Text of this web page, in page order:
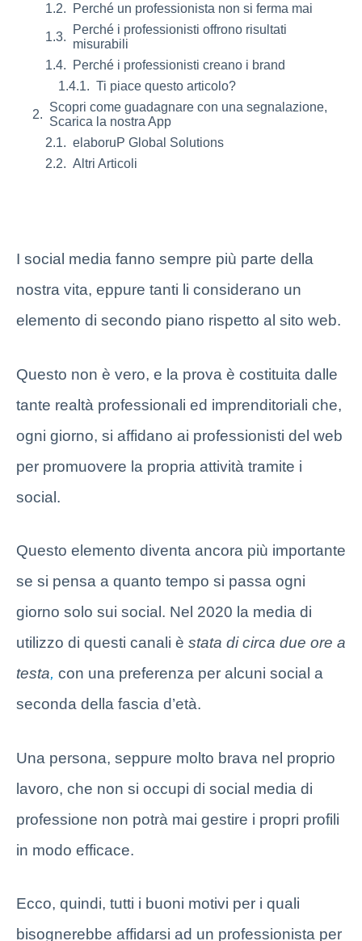
Perché un professionista non si ferma mai
Perché i professionisti offrono risultati
misurabili
Perché i professionisti creano i brand
Ti piace questo articolo?
Scopri come guadagnare con una segnalazione,
Scarica la nostra App
elaboruP Global Solutions
Altri Articoli
I social media fanno sempre più parte della
nostra vita, eppure tanti li considerano un
elemento di secondo piano rispetto al sito web.
Questo non è vero, e la prova è costituita dalle
tante realtà professionali ed imprenditoriali che,
ogni giorno, si affidano ai professionisti del web
per promuovere la propria attività tramite i
social.
Questo elemento diventa ancora più importante
se si pensa a quanto tempo si passa ogni
giorno solo sui social. Nel 2020 la media di
utilizzo di questi canali è stata di circa due ore a
testa, con una preferenza per alcuni social a
seconda della fascia d’età.
Una persona, seppure molto brava nel proprio
lavoro, che non si occupi di social media di
professione non potrà mai gestire i propri profili
in modo efficace.
Ecco, quindi, tutti i buoni motivi per i quali
bisognerebbe affidarsi ad un professionista per